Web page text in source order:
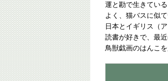
運と勘で生きてい
よく、猫バスに似
日本とイギリス（
読書が好きで、最
鳥獣戯画のはんこ